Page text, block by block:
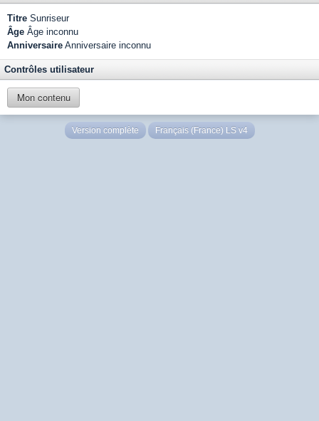
Titre Sunriseur
Âge Âge inconnu
Anniversaire Anniversaire inconnu
Contrôles utilisateur
Mon contenu
Version complète Français (France) LS v4